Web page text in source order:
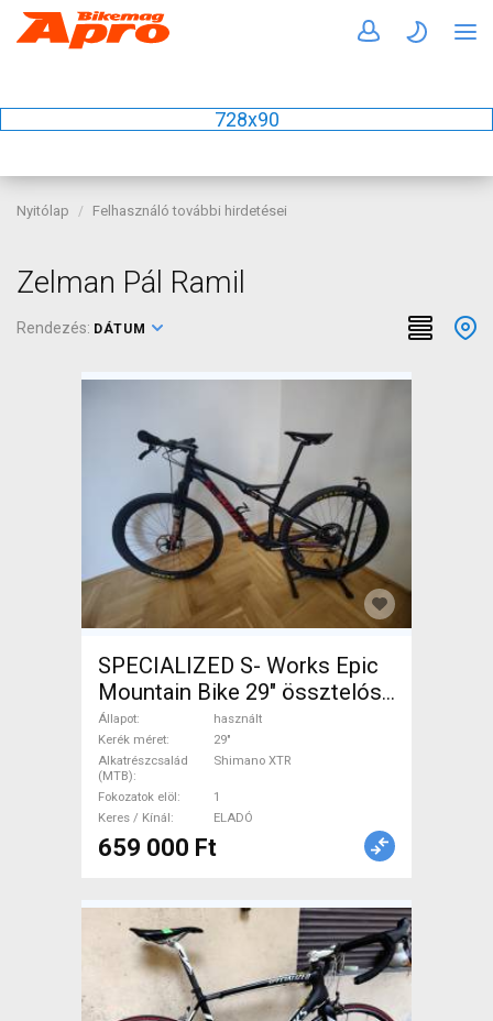
728x90
Nyitólap Felhasználó további hirdetései
Zelman Pál Ramil
Rendezés: DÁTUM
SPECIALIZED S- Works Epic
Mountain Bike 29" össztelós
/ fully Shimano XTR használt
ELADÓ
Állapot
használt
Kerék méret
29"
Alkatrészcsalád
(MTB)
Shimano XTR
Fokozatok elöl
1
Keres / Kínál
ELADÓ
659 000 Ft